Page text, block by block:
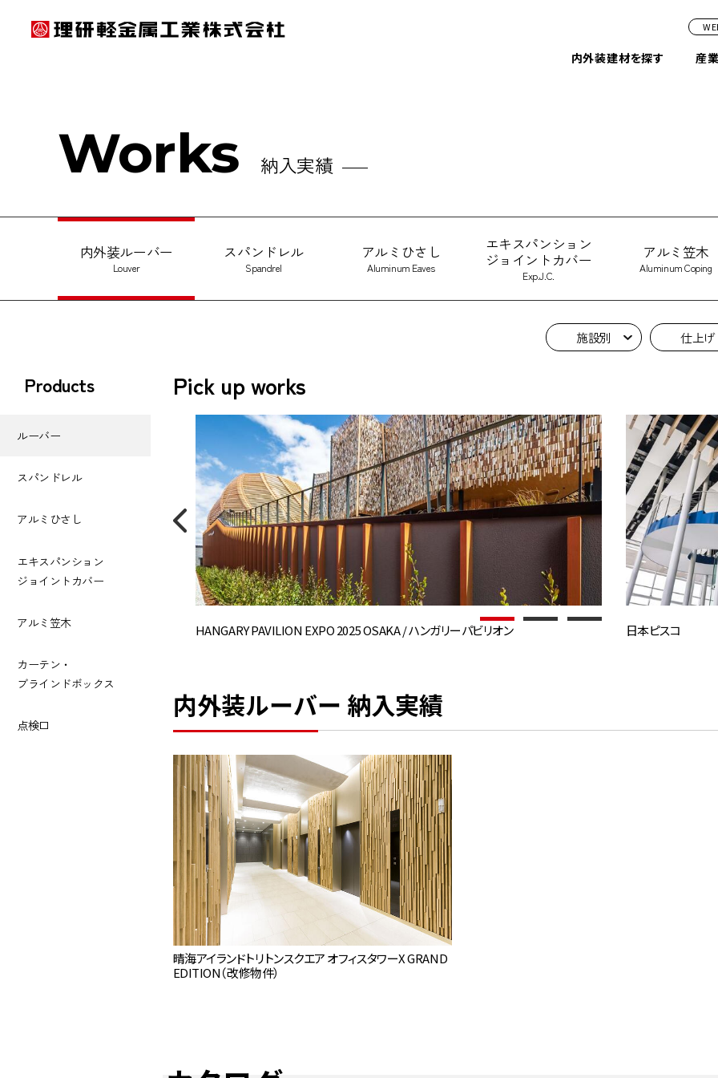
内外装建材を探す 産
Works 納入実績
内外装ルーバー
Louver
スパンドレル
Spandrel
アルミひさし
Aluminum Eaves
エキスパンション
ジョイントカバー
Exp.J.C.
アルミ笠木
Aluminum Coping
施設別 仕上げ
Products
ルーバー
スパンドレル
アルミひさし
エキスパンション
ジョイントカバー
アルミ笠木
カーテン・
ブラインドボックス
点検口
Pick up works
HANGARY PAVILION EXPO 2025 OSAKA / ハンガリーパビリオン 日本ピスコ
内外装ルーバー 納入実績
晴海アイランドトリトンスクエア オフィスタワーX GRAND
EDITION（改修物件）